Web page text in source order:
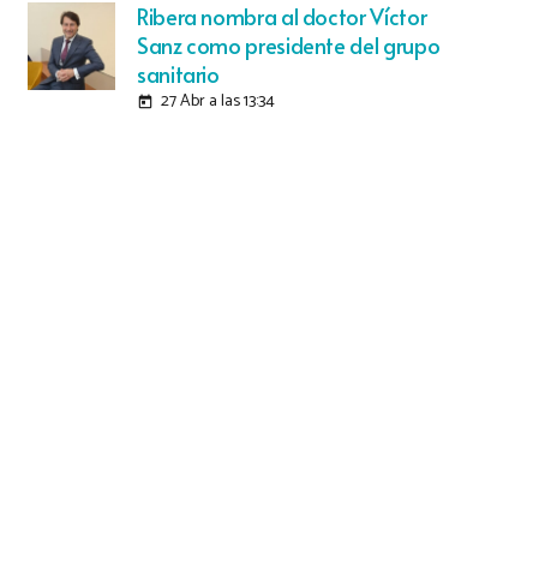
Ribera nombra al doctor Víctor
Sanz como presidente del grupo
sanitario
today 27 Abr a las 13:34